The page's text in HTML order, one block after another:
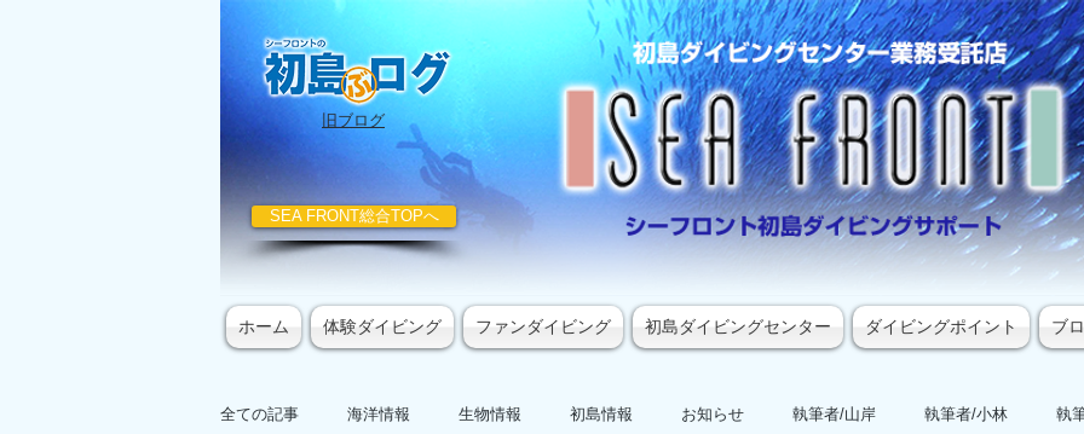
SEA FRONT総合TOPへ
​旧ブログ
ホーム 体験ダイビング ファンダイビング 初島ダイビングセンター ダイビングポイント ブ
全ての記事 海洋情報 生物情報 初島情報 お知らせ 執筆者/山岸 執筆者/小林 執